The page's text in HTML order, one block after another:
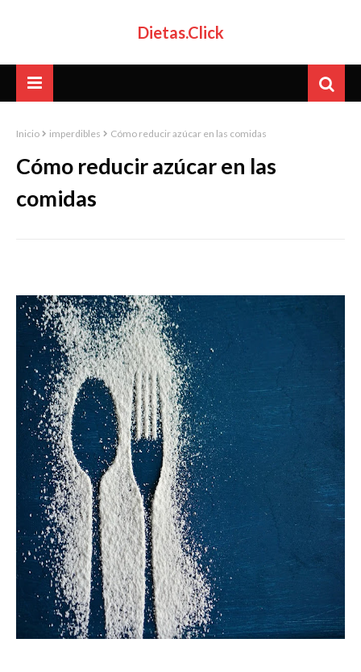
Dietas.Click
Inicio imperdibles Cómo reducir azúcar en las comidas
Cómo reducir azúcar en las
comidas